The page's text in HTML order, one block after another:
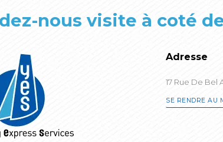
nous visite à coté
Adresse
17 Rue De Bel
SE RENDRE AU